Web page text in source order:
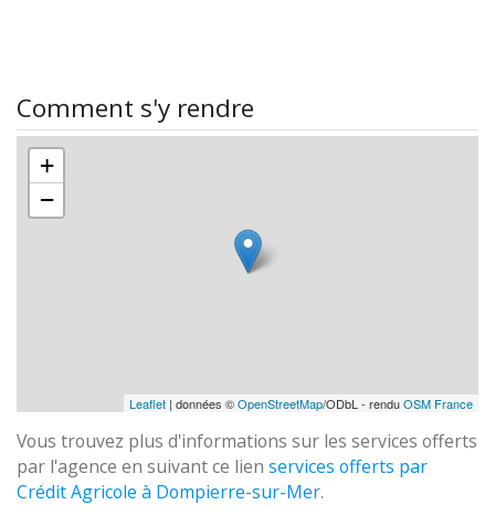
Comment s'y rendre
+
−
Leaflet | données ©OpenStreetMap/ODbL - renduOSM France
Vous trouvez plus d'informations sur les services offerts
par l'agence en suivant ce lien services offerts par
Crédit Agricole à Dompierre-sur-Mer.